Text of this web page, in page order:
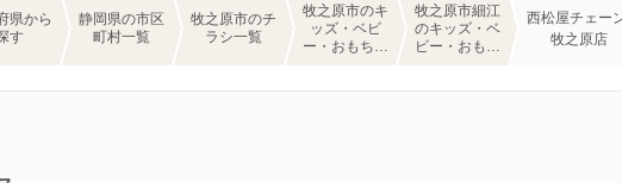
県から
す
静岡県の市区
町村一覧
牧之原市のチ
ラシ一覧
牧之原市のキ
ッズ・ベビ
ー・おもちゃ
牧之原市細江
のキッズ・ベ
ビー・おもち
西松屋チェー
牧之原店